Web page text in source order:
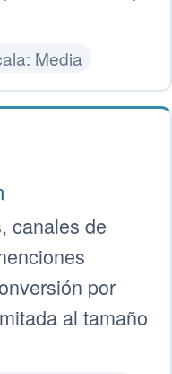
Media
canales de
por
al tamaño